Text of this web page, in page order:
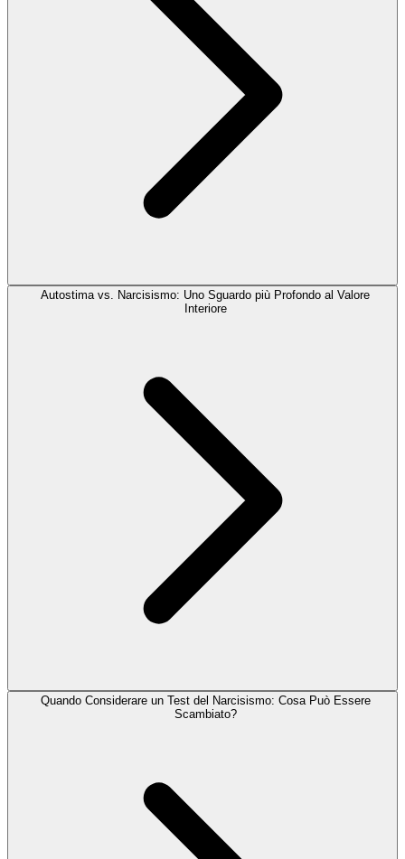
Autostima vs. Narcisismo: Uno Sguardo più Profondo al Valore
Interiore
Quando Considerare un Test del Narcisismo: Cosa Può Essere
Scambiato?